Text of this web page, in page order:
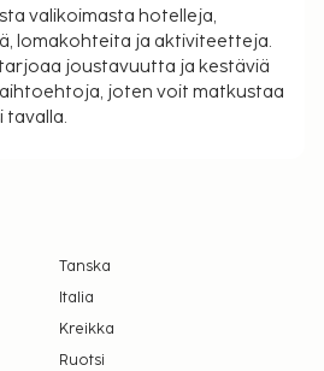
kata kaikkea. Maksut ja
sisällä veroja, ja ne
vuoksi käteismaksut
olevien tietojen avulla.
allas on käytettävissä 01.
klo 9.00–19.00.
huoneeseen
valikoimasta hotelleja,
lomakohteita ja aktiviteetteja.
joustavuutta ja kestäviä
joten voit matkustaa
tavalla.
Tanska
Italia
Kreikka
Ruotsi